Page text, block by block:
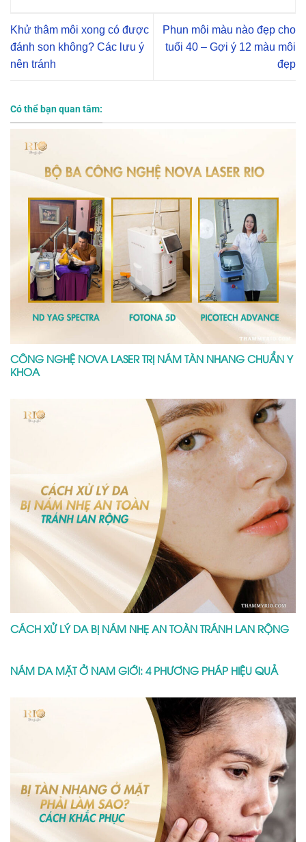
Khử thâm môi xong có được
đánh son không? Các lưu ý
nên tránh
Phun môi màu nào đẹp cho
tuổi 40 – Gợi ý 12 màu môi
đẹp
Có thể bạn quan tâm:
CÔNG NGHỆ NOVA LASER TRỊ NÁM TÀN NHANG CHUẨN Y
KHOA
CÁCH XỬ LÝ DA BỊ NÁM NHẸ AN TOÀN TRÁNH LAN RỘNG
NÁM DA MẶT Ở NAM GIỚI: 4 PHƯƠNG PHÁP HIỆU QUẢ